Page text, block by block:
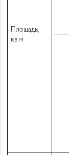
Площадь,
кв.м